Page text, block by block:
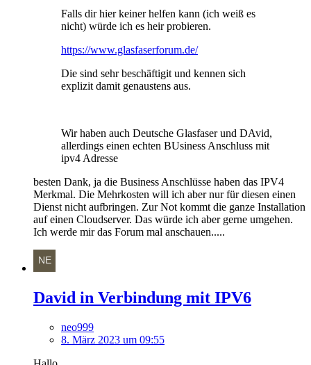
Falls dir hier keiner helfen kann (ich weiß es
nicht) würde ich es heir probieren.
https://www.glasfaserforum.de/
Die sind sehr beschäftigit und kennen sich
explizit damit genaustens aus.
Wir haben auch Deutsche Glasfaser und DAvid,
allerdings einen echten BUsiness Anschluss mit
ipv4 Adresse
besten Dank, ja die Business Anschlüsse haben das IPV4
Merkmal. Die Mehrkosten will ich aber nur für diesen einen
Dienst nicht aufbringen. Zur Not kommt die ganze Installation
auf einen Cloudserver. Das würde ich aber gerne umgehen.
Ich werde mir das Forum mal anschauen.....
David in Verbindung mit IPV6
neo999
8. März 2023 um 09:55